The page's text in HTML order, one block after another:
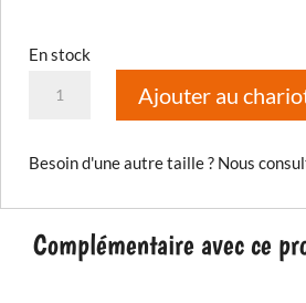
En stock
quantité
Adventure
GTX
Ajouter au
Besoin d'une autre taille ? Nous
Complémentaire avec ce